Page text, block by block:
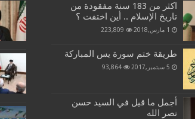
اكثر من 183 سنة مفقودة من
تاريخ الإسلام .. أين اختفت ؟
1 مارس,2018 223,809
طريقة ختم سورة يس المباركة
5 سبتمبر,2017 93,864
أجمل ما قيل في السيد حسن
نصر الله